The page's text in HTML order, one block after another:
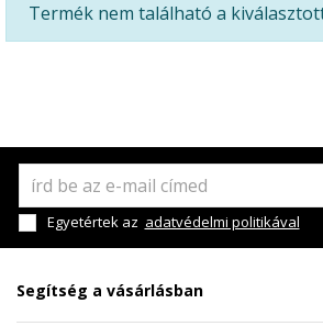
Termék nem található a
Egyetértek az adatvédelmi politikával
Segítség a vásárlásban